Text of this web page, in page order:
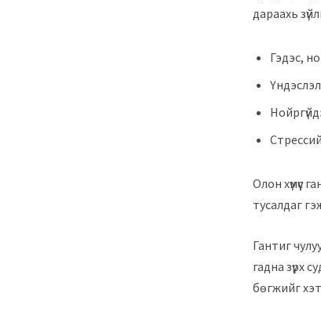
дараахь
Гэдэс,
Олон
тусалдаг
Гантиг
гадна зүрх
бөгжийг хэт